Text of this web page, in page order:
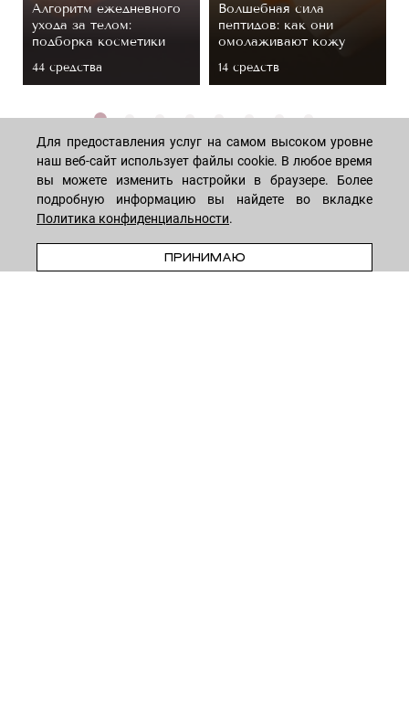
ПРЕДЗАКАЗ
Алгоритм ежедневного
ухода за телом:
подборка косметики
44 средствa
Волшебная сила
пептидов: как они
омолаживают кожу
14 средств
МАГАЗИН
Лицо
ПОКУПАТЕЛЯМ
Для предоставления услуг на самом высоком уровне
наш веб-сайт использует файлы cookie. В любое время
вы можете изменить настройки в браузере. Более
подробную информацию вы найдете во вкладке
Политика конфиденциальности.
ПРИНИМАЮ